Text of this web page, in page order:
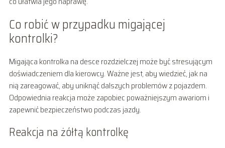
Co robić w przypadku migającej
kontrolki?
Migająca kontrolka na desce rozdzielczej może być stresującym
doświadczeniem dla kierowcy. Ważne jest, aby wiedzieć, jak na
nią zareagować, aby uniknąć dalszych problemów z pojazdem.
Odpowiednia reakcja może zapobiec poważniejszym awariom i
zapewnić bezpieczeństwo podczas jazdy.
Reakcja na żółtą kontrolkę